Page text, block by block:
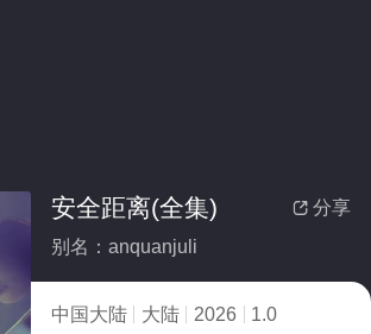
 分享
安全距离(全集)
别名：anquanjuli
中国大陆 大陆 2026
1.0